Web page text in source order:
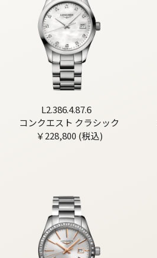
L2.386.4.87.6
コンクエスト クラシック
￥228,800 (税込)